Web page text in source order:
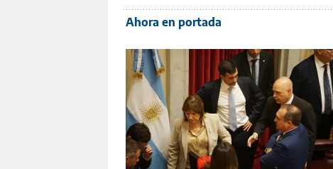
Ahora en portada